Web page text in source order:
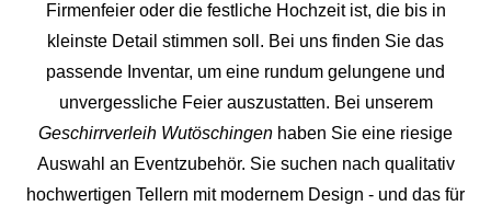
Firmenfeier oder die festliche Hochzeit ist, die bis in
kleinste Detail stimmen soll. Bei uns finden Sie das
passende Inventar, um eine rundum gelungene und
unvergessliche Feier auszustatten. Bei unserem
Geschirrverleih Wutöschingen haben Sie eine riesige
Auswahl an Eventzubehör. Sie suchen nach qualitativ
hochwertigen Tellern mit modernem Design - und das für